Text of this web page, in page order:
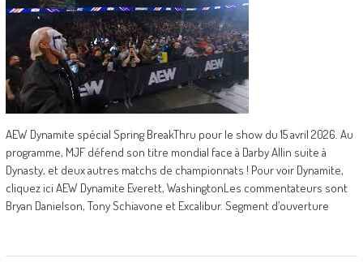
AEW Dynamite spécial Spring BreakThru pour le show du 15 avril 2026. Au
programme, MJF défend son titre mondial face à Darby Allin suite à
Dynasty, et deux autres matchs de championnats ! Pour voir Dynamite,
cliquez ici AEW Dynamite Everett, WashingtonLes commentateurs sont
Bryan Danielson, Tony Schiavone et Excalibur. Segment d’ouverture